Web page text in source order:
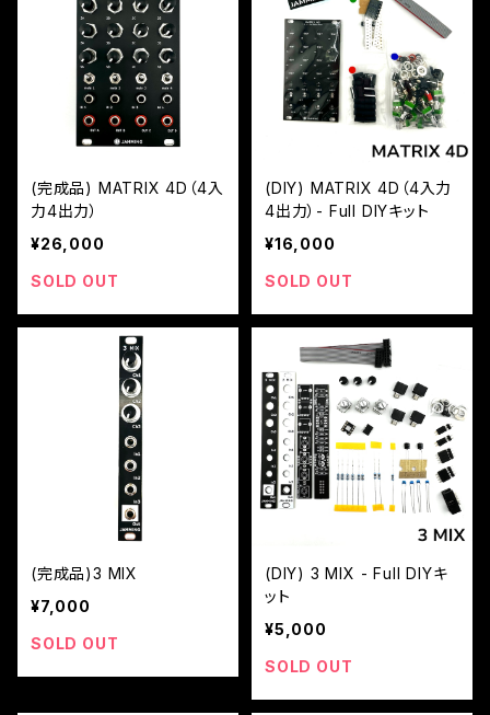
(完成品) MATRIX 4D（4入
力4出力）
¥26,000
SOLD OUT
(DIY) MATRIX 4D（4入力
4出力）- Full DIYキット
¥16,000
SOLD OUT
(完成品)3 MIX
¥7,000
SOLD OUT
(DIY) 3 MIX - Full DIYキ
ット
¥5,000
SOLD OUT